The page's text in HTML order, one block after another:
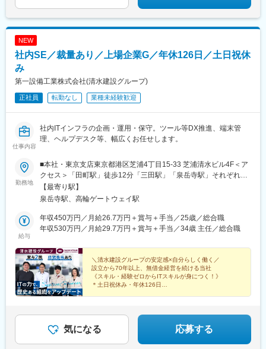
駅(福岡県)、四宮駅、京成八幡駅
んば駅(地下鉄)、心斎橋駅、天王寺駅、金山駅(愛知県)、伏見駅(愛
知県)、博多駅、中洲川端駅、山科駅、久喜駅、本八幡駅(総武
線)、大宮駅(埼玉県)、下北駅、西梅田駅、さっぽろ駅、函館駅前
駅、工機前駅、佐貫駅、宇都宮駅東口駅、今市駅、中央前橋駅、
西桐生駅、北朝霞駅、池ノ上駅、蓮沼駅、西葛西駅、牛田駅(東京
宿駅(東京メトロ)、東池袋駅、不動前駅、住吉駅(東京都)、布田
駅、稲荷町駅(東京都)、立川北駅、三越前駅、二重橋前駅、桜街道
駅、京成船橋駅、京成千葉駅、北習志野駅、野田市駅、京成成田
駅、仲ノ町駅、逸見駅、新高島駅、京急川崎駅、北茅ケ崎駅、和
田塚駅、入谷駅(神奈川県)、逗子・葉山駅、西松本駅、岩村田駅、
南豊科駅、上大月駅、志貴野中学校前駅、新魚津駅、北鉄金沢
駅、福井駅、新浜松駅、新静岡駅、新豊橋駅、近鉄名古屋駅、尾
駅、大阪梅田駅(阪急線)、九条駅(京都府)、田中口駅、山陽姫路
駅、西宮駅、山陽明石駅、ハーバーランド駅、宝塚南口駅、新伊
丹駅、芦屋川駅、上栄町駅、新八日市駅、倉敷駅、岡山駅前駅、
電鉄出雲市駅、高知駅前駅、宮田町駅、高松築港駅、眉山ロープ
前駅、佐世保中央駅、神泉駅、岩本町駅、西早稲田駅、青井駅、
高津駅(神奈川県)、大阪難波駅、四ツ橋駅、大阪阿部野橋駅、東別
科駅、本八幡駅(都営線)、東梅田駅、北１２条駅、松風町駅、広瀬
通駅、東宿郷駅、東北沢駅、京成関屋駅、新宿三丁目駅、都電雑
司ケ谷駅、京成上野駅、立川南駅、茅場町駅、京橋駅(東京都)、東
海神駅、栄町駅(千葉県)、汐入駅、高島町駅、電鉄富山駅、広小路
駅(富山県)、七ツ屋駅、新福井駅、第一通り駅、日吉町駅、駅前
神国道駅、西新町駅、高速神戸駅、芦屋駅(阪神線)、西川緑道公園
駅、猿猴橋町駅、高知橋駅、大手町駅(愛媛県)、天神南駅、桜島桟
橋通駅、二本木口駅、五島町駅、中佐世保駅、末広町駅(東京都)、
NEW
社内SE／裁量あり／上場企業G／年休126日／土日祝休
み
第一設備工業株式会社(清水建設グループ)
正社員 転勤なし 業種未経験歓迎
仕事内容
社内ITインフラの企画・運用・保守。ツール等DX推進、端末管
理、ヘルプデスク等、幅広くお任せします。
勤務地
■本社・東京支店東京都港区芝浦4丁目15-33 芝浦清水ビル4F＜ア
クセス＞「田町駅」徒歩12分「三田駅」「泉岳寺駅」それぞれ徒
歩14分※受動喫煙対策: 屋内完全禁煙（喫煙室あり）
【最寄り駅】
泉岳寺駅、高輪ゲートウェイ駅
給与
年収450万円／月給26.7万円＋賞与＋手当／25歳／総合職
年収530万円／月給29.7万円＋賞与＋手当／34歳 主任／総合職
＼清水建設グループの安定感×自分らしく働く／
設立から70年以上、無借金経営を続ける当社
《スキル・経験ゼロからITスキルが身につく！》
＊土日祝休み・年休126日
気になる 応募する